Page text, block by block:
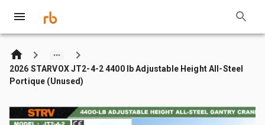
2026 STARVOX JT2-4-2 4400 lb Adjustable Height All-Steel
Portique (Unused)